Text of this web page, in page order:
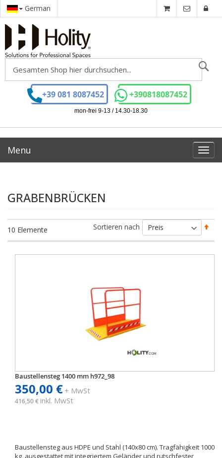
German
+39 081 8087452 +390818087452
mon-frei 9-13 / 14.30-18.30
Menu
GRABENBRÜCKEN
10 Elemente Sortieren nach
Baustellensteg 1400 mm h972_98
350,00 €+ MwSt
416,50 € inkl. MwSt
Baustellensteg aus HDPE und Stahl (140x80 cm). Tragfähigkeit 1000
kg, ausgestattet mit integriertem Geländer und rutschfester